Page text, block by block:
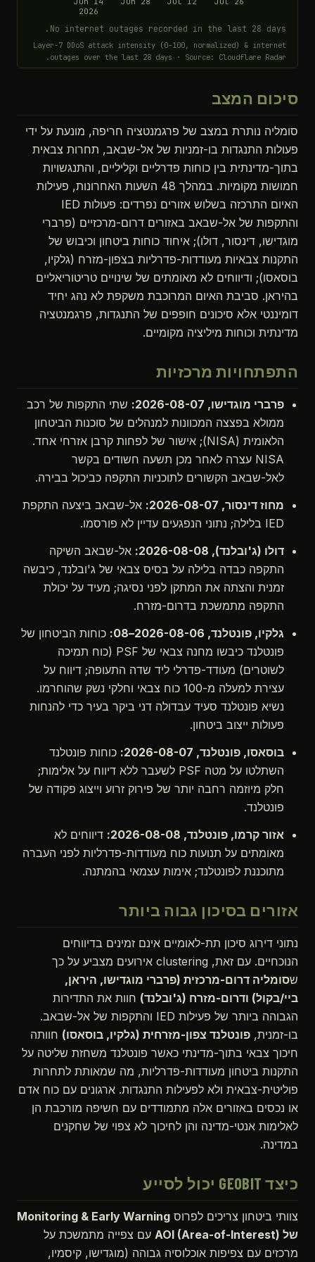
2026
No internet outages recorded in the last 28 days.
Layer-7 DDoS attack intensity (0–100, normalized) & internet
outages over the last 28 days · Source: Cloudflare Radar.
סיכום המצב
סומליה נותרת במצב של פרגמנטציה חריפה, מונעת על ידי
פעולות התנגדות בו-זמניות של אל-שבאב, תחרות צבאית
בתוך-מדינתית בין כוחות פדרליים וקליליים, והתנגשויות
חמושות מקומיות. במהלך 48 השעות האחרונות, פעילות
האיום התרכזה בשלוש אזורים נפרדים: פעולות IED
והתקפות של אל-שבאב באזורים דרום-מרכזיים (פרברי
מוגדישו, דינסור, דולו); איחוד כוחות ביטחון וכיבוש של
התקנות צבאיות מעודדות-פדרליות בצפון-מזרח (גלקיו,
בוסאסו); ודיווחים לא מאומתים של שינויים טריטוריאליים
בהיראן. סביבת האיום המרוכבת משקפת לא נהג יחיד
דומיננטי אלא סיכונים חופפים של התנגדות, פרגמנטציה
מדינתית וכוחות מיליציה מקומיים.
התפתחויות מרכזיות
פרברי מוגדישו, 2026-08-07:
שתי התקפות של רכב
ממולא בפצצה המכוונות למנהלים של סוכנות הביטחון
הלאומית (NISA); אישור של לפחות קרבן אזרחי אחד.
NISA עצרה לאחר מכן תשעה חשודים בקשר
לאל-שבאב הקשורים לתוכניות התקפה כביכול בבירה.
מחוז דינסור, 2026-08-07:
אל-שבאב ביצעה התקפת
IED בלילה; נתוני הנפגעים עדיין לא פורסמו.
דולו (ג'ובלנד), 2026-08-08:
אל-שבאב השיקה
התקפה כבדה בלילה על בסיס צבאי של ג'ובלנד, כיבשה
זמנית והצתה את המתקן לפני נסיגה; מעיד על יכולת
התקפה מתמשכת בדרום-מזרח.
גלקיו, פונטלנד, 2026-08-06–08:
כוחות הביטחון של
פונטלנד כיבשו מחנה צבאי של PSF (כוח תמיכה
לשוטרים) מעודד-פדרלי ליד שדה התעופה; דיווח על
עצירת למעלה מ-100 כוח צבאי וחלקי נשק שהוחרמו.
נשיא פונטלנד סעיד עבדולה דני ביקר בעיר כדי להנחות
פעולות ייצוב ביטחון.
בוסאסו, פונטלנד, 2026-08-07:
כוחות פונטלנד
השתלטו על מטה PSF לשעבר ללא דיווח על אלימות;
חלק מיוזמה רחבה יותר של פירוק זרוע וייצוג פקודה של
פונטלנד.
אזור קרמו, פונטלנד, 2026-08-08:
דיווחים לא
מאומתים על תנועות כוח מעודדות-פדרליות לפני העברה
מתוכננת לפונטלנד; אימות עצמאי בהמתנה.
אזורים בסיכון גבוה ביותר
נתוני דירוג סיכון תת-לאומיים אינם זמינים בדיווחים
הנוכחיים. עם זאת, clustering אירועים מצביע על כך
שסומליה דרום-מרכזית (פרברי מוגדישו, היראן,
ביי/בקול) ודרום-מזרח (ג'ובלנד) חוות את התדירות
הגבוהה ביותר של פעילות IED והתקפות של אל-שבאב.
בו-זמנית, פונטלנד צפון-מזרחית (גלקיו, בוסאסו) חוותה
חיכוך צבאי בתוך-מדינתי כאשר פונטלנד משחזת שליטה על
התקנות ביטחון מעודדות-פדרליות, מה שמאותת לתחרות
פוליטית-צבאית ולא לפעילות התנגדות. ארגונים עם כוח אדם
או נכסים באזורים אלה מתמודדים עם חשיפה מורכבת הן
לאלימות אנטי-מדינה והן לחיכוך לא צפוי של שחקנים
במדינה.
כיצד GEOBIT יכול לסייע
צוותי ביטחון צריכים לפרוס Monitoring & Early Warning
של AOI (Area-of-Interest)
עם צפייה מתמשכת על
מרכזים עם צפיפות אוכלוסיה גבוהה (מוגדישו, קיסמיו,